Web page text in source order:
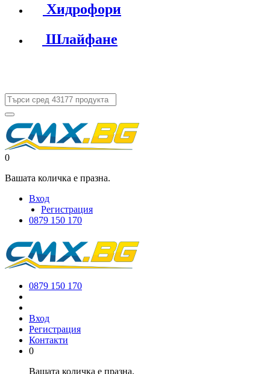
Хидрофори
Шлайфане
0
Вашата количка е празна.
Вход
Регистрация
0879 150 170
0879 150 170
Вход
Регистрация
Контакти
0
Вашата количка е празна.